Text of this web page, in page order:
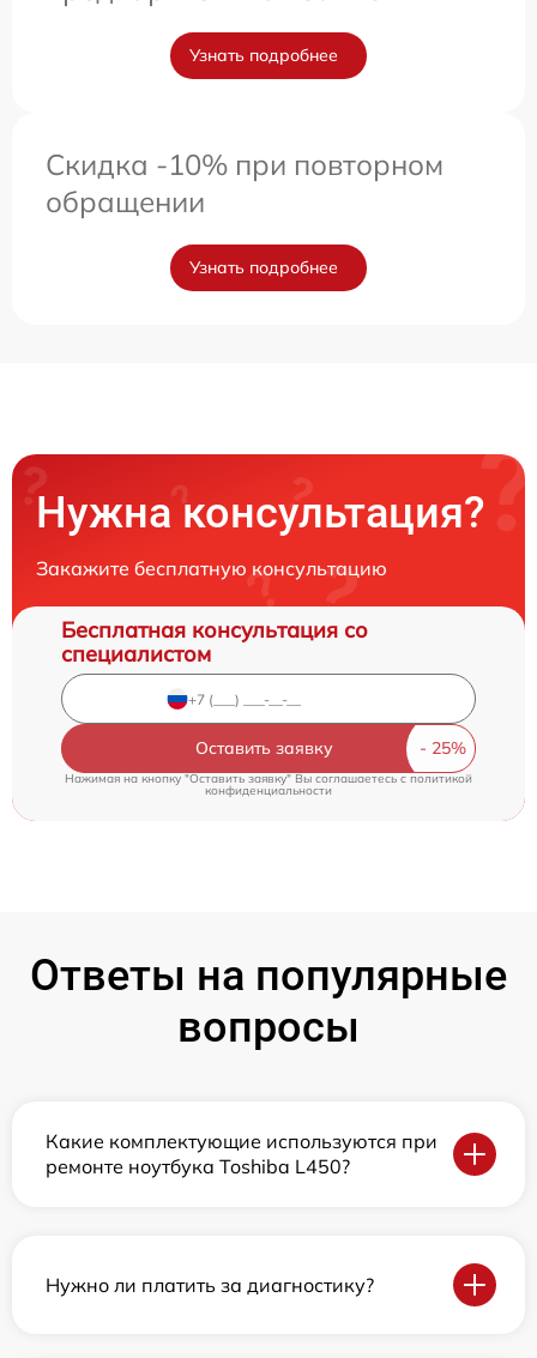
Узнать подробнее
Скидка -10% при повторном
обращении
Узнать подробнее
Нужна консультация?
Закажите бесплатную консультацию
Бесплатная консультация со
специалистом
Оставить заявку
Нажимая на кнопку "Оставить заявку" Вы соглашаетесь c политикой
конфиденциальности
Ответы на популярные
вопросы
Какие комплектующие используются при
ремонте ноутбука Toshiba L450?
Нужно ли платить за диагностику?